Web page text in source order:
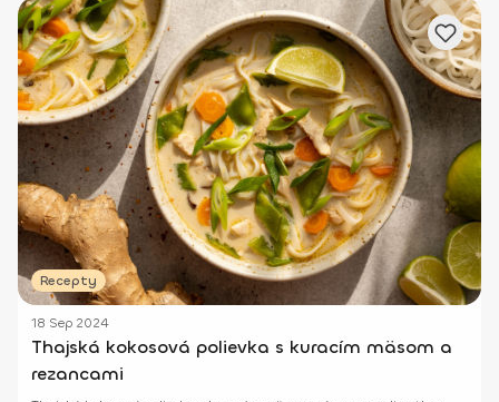
Recepty
18 Sep 2024
Thajská kokosová polievka s kuracím mäsom a
rezancami